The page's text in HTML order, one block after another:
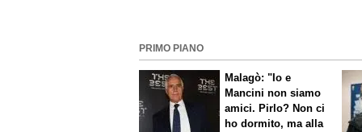
PRIMO PIANO
Malagò: "Io e
Mancini non siamo
amici. Pirlo? Non ci
ho dormito, ma alla